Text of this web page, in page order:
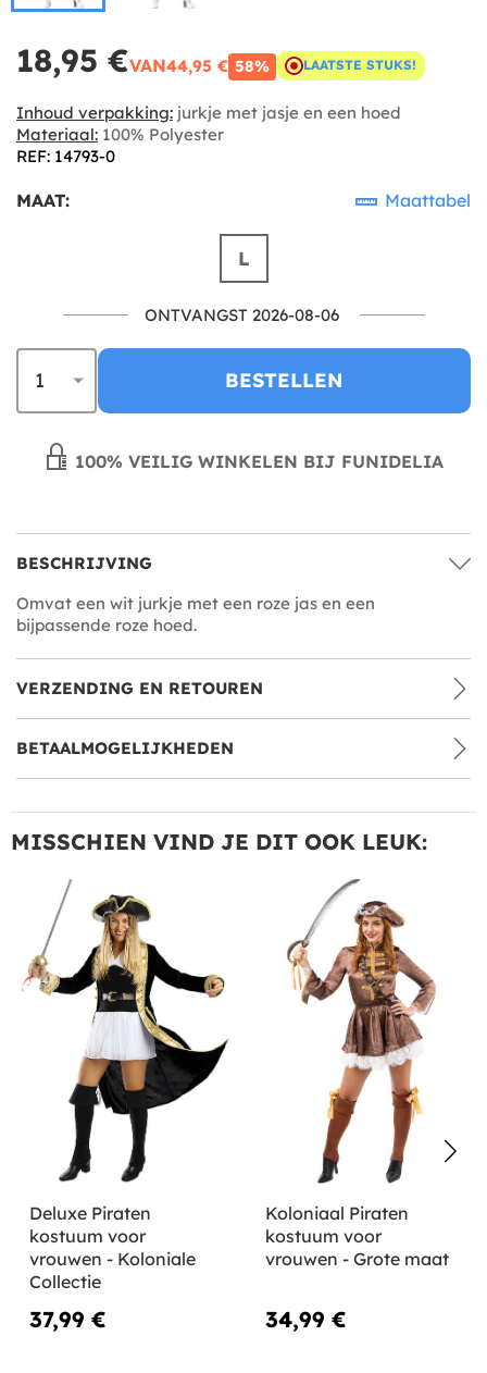
18,95 €VAN44,95 € 58% LAATSTE STUKS!
Inhoud verpakking: jurkje met jasje en een hoed
Materiaal: 100% Polyester
REF: 14793-0
MAAT: Maattabel
L
ONTVANGST 2026-08-06
BESTELLEN
100% VEILIG WINKELEN BIJ FUNIDELIA
BESCHRIJVING
Omvat een wit jurkje met een roze jas en een
bijpassende roze hoed.
VERZENDING EN RETOUREN
BETAALMOGELIJKHEDEN
MISSCHIEN VIND JE DIT OOK LEUK:
Deluxe Piraten
kostuum voor
vrouwen - Koloniale
Collectie
37,99 €
Koloniaal Piraten
kostuum voor
vrouwen - Grote maat
34,99 €